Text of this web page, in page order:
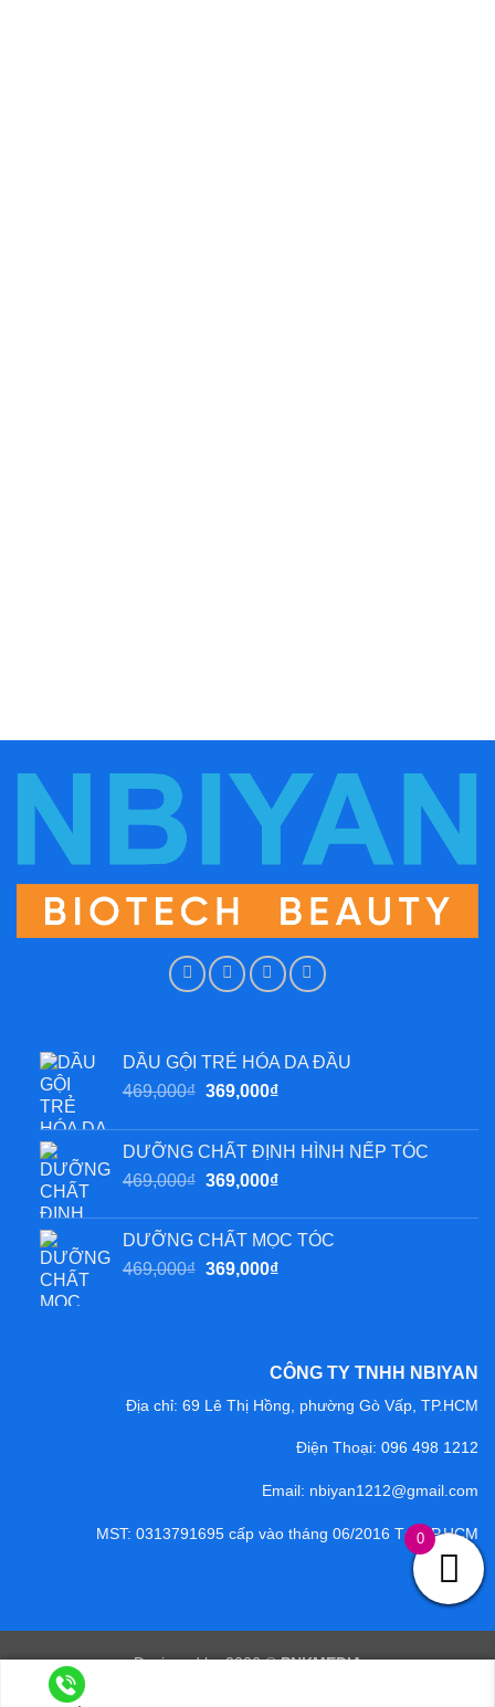
DẦU GỘI TRẺ HÓA DA ĐẦU
469,000₫ Giá
là:
469,000₫.
369,000₫Giá
tại
là:
369,000₫.
DƯỠNG CHẤT ĐỊNH HÌNH NẾP TÓC
469,000₫ Giá
469,000₫.
369,000₫Giá
là:
369,000₫.
DƯỠNG CHẤT MỌC TÓC
469,000₫ Giá
369,000₫Giá
369,000₫.
CÔNG TY TNHH NBIYAN
Địa chỉ: 69 Lê Thị Hồng, phường Gò Vấp, TP.HCM
Điện Thoại: 096 498 1212
Email: nbiyan1212@gmail.com
MST: 0313791695 cấp vào tháng 06/2016 Tại TP.HCM
Designed by 2026 ©PNKMEDIA
0